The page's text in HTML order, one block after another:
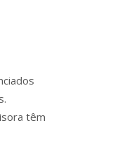
têm